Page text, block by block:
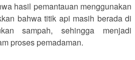
hasil pemantauan menggunakan
bahwa titik api masih berada di
sampah, sehingga menjadi
proses pemadaman.